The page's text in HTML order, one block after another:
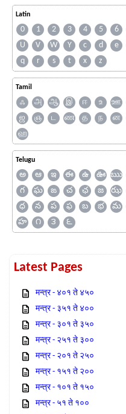
Latin
0 1 2 3 4 5 6
U
V W Y c d e
q
r s t x z
Tamil
ஃ அ ஆ இ ஈ உ ஊ
ஜ
ஞ ட ண த ந ன
ஹ
Telugu
అ ఆ ఇ ఈ ఉ ఊ ఋ
గ
ఘ ఙ చ ఛ జ ఝ
ధ
న ప ఫ బ భ మ
హ
౧ ౩ ౬
Latest Pages
मन्त्र - ४०१ ते ४५०
मन्त्र - ३५१ ते ४००
मन्त्र - ३०१ ते ३५०
मन्त्र - २५१ ते ३००
मन्त्र - २०१ ते २५०
मन्त्र - १५१ ते २००
मन्त्र - १०१ ते १५०
मन्त्र - ५१ ते १००